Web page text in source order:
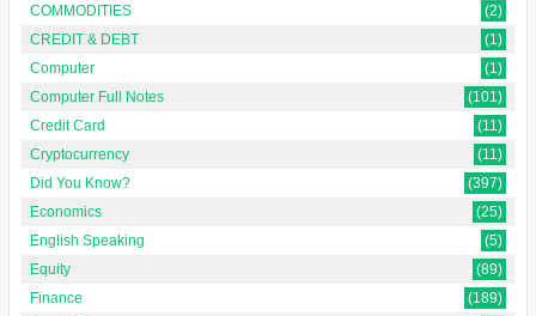
COMMODITIES
(2)
CREDIT & DEBT
(1)
Computer
(1)
Computer Full Notes
(101)
Credit Card
(11)
Cryptocurrency
(11)
Did You Know?
(397)
Economics
(25)
English Speaking
(5)
Equity
(89)
Finance
(189)